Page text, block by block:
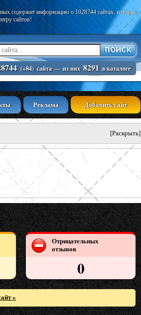
содержит информацию о 1028744 сайтах, которая
сайтов!
(+84) сайта — из них 8291 в каталоге
Реклама Добавить сайт
[Раскрыть]
Отрицательных
отзывов
0
»